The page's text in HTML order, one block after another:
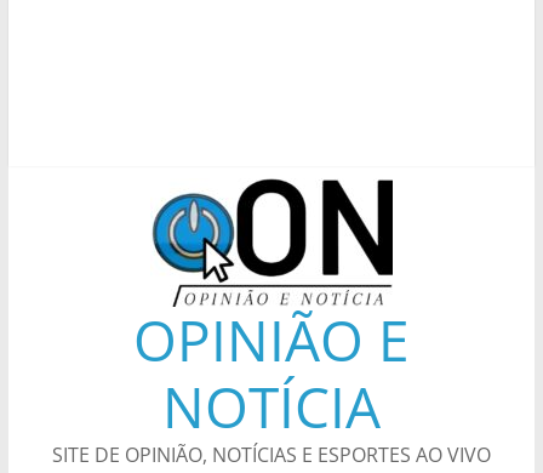
OPINIÃO E
NOTÍCIA
SITE DE OPINIÃO, NOTÍCIAS E ESPORTES AO VIVO